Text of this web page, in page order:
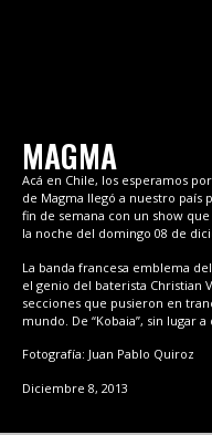
MAGMA
Acá en Chile, los esperamos
de Magma llegó a nuestro país
fin de semana con un show
la noche del domingo 08 de
La banda francesa emblema
el genio del baterista Christian
secciones que pusieron en
mundo. De “Kobaia”, sin lugar a
Fotografía: Juan Pablo Quiroz
Diciembre 8, 2013